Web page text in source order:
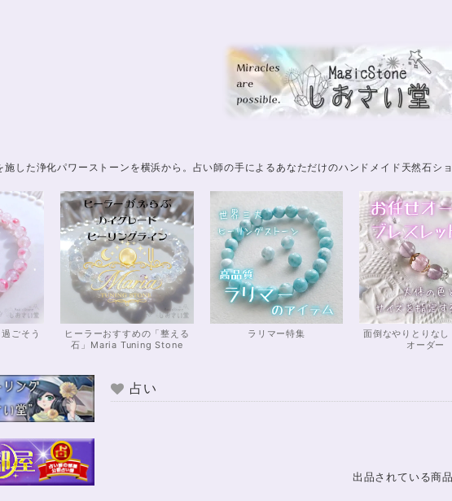
施した浄化パワーストーンを横浜から。占い師の手によるあなただけのハンドメイド天然石シ
ごそう
ヒーラーおすすめの「整える
石」Maria Tuning Stone
ラリマー特集
面倒なやりとりなし
オーダー
占い
出品されている商